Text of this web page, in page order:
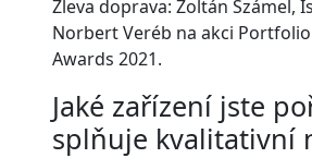
Zleva doprava: Zoltán Számel,
Norbert Veréb na akci
Awards 2021.
Jaké zařízení jste
splňuje kvalitativní